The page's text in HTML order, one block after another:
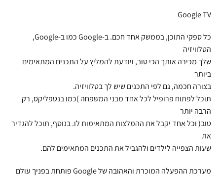
Google TV
כל ספקי התוכן, בממשק אחד חכם. ב-Google כמו ב-Google,
הטלוויזיה
שלך מכירה אותך הכי טוב, ויודעת להמליץ על התכנים המתאימים
ביותר
בצורה חכמה, גם לפי התכנים שיש לך בטלוויזיה.
תוכל לפתוח פרופיל לכל אחד מבני המשפחה )כמו בנטפליקס, רק
הרבה יותר
טוב( וכל אחד יקבל את ההמלצות המתאימות לו. בנוסף, תוכל להגדיר
את
שעות הצפייה לילדים ולהגביל את התכנים המתאימים להם.
מערכת ההפעלה המוכרת והאהובה של Google פותחת בפניך עולם